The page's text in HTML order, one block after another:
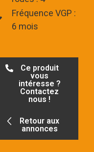
Fréquence VGP :
6 mois
Ce produit
vous
intéresse ?
Contactez
nous !
Retour aux
annonces